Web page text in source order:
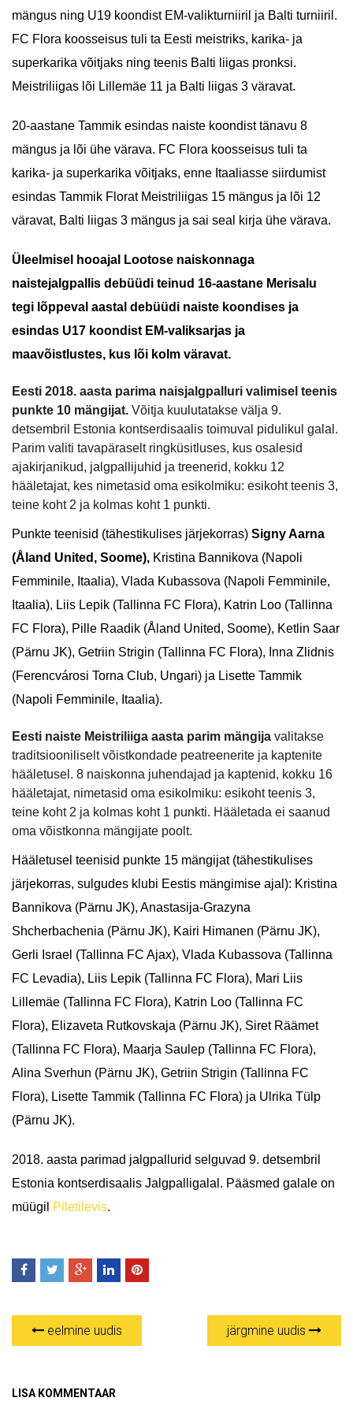
mängus ning U19 koondist EM-valikturniiril ja Balti turniiril.
FC Flora koosseisus tuli ta Eesti meistriks, karika- ja
superkarika võitjaks ning teenis Balti liigas pronksi.
Meistriliigas lõi Lillemäe 11 ja Balti liigas 3 väravat.
20-aastane Tammik esindas naiste koondist tänavu 8
mängus ja lõi ühe värava. FC Flora koosseisus tuli ta
karika- ja superkarika võitjaks, enne Itaaliasse siirdumist
esindas Tammik Florat Meistriliigas 15 mängus ja lõi 12
väravat, Balti liigas 3 mängus ja sai seal kirja ühe värava.
Üleelmisel hooajal Lootose naiskonnaga
naistejalgpallis debüüdi teinud 16-aastane Merisalu
tegi lõppeval aastal debüüdi naiste koondises ja
esindas U17 koondist EM-valiksarjas ja
maavõistlustes, kus lõi kolm väravat.
Eesti 2018. aasta parima naisjalgpalluri valimisel teenis
punkte 10 mängijat. Võitja kuulutatakse välja 9.
detsembril Estonia kontserdisaalis toimuval pidulikul galal.
Parim valiti tavapäraselt ringküsitluses, kus osalesid
ajakirjanikud, jalgpallijuhid ja treenerid, kokku 12
hääletajat, kes nimetasid oma esikolmiku: esikoht teenis 3,
teine koht 2 ja kolmas koht 1 punkti.
Punkte teenisid (tähestikulises järjekorras) Signy Aarna
(Åland United, Soome), Kristina Bannikova (Napoli
Femminile, Itaalia), Vlada Kubassova (Napoli Femminile,
Itaalia), Liis Lepik (Tallinna FC Flora), Katrin Loo (Tallinna
FC Flora), Pille Raadik (Åland United, Soome), Ketlin Saar
(Pärnu JK), Getriin Strigin (Tallinna FC Flora), Inna Zlidnis
(Ferencvárosi Torna Club, Ungari) ja Lisette Tammik
(Napoli Femminile, Itaalia).
Eesti naiste Meistriliiga aasta parim mängija valitakse
traditsiooniliselt võistkondade peatreenerite ja kaptenite
hääletusel. 8 naiskonna juhendajad ja kaptenid, kokku 16
hääletajat, nimetasid oma esikolmiku: esikoht teenis 3,
teine koht 2 ja kolmas koht 1 punkti. Hääletada ei saanud
oma võistkonna mängijate poolt.
Hääletusel teenisid punkte 15 mängijat (tähestikulises
järjekorras, sulgudes klubi Eestis mängimise ajal): Kristina
Bannikova (Pärnu JK), Anastasija-Grazyna
Shcherbachenia (Pärnu JK), Kairi Himanen (Pärnu JK),
Gerli Israel (Tallinna FC Ajax), Vlada Kubassova (Tallinna
FC Levadia), Liis Lepik (Tallinna FC Flora), Mari Liis
Lillemäe (Tallinna FC Flora), Katrin Loo (Tallinna FC
Flora), Elizaveta Rutkovskaja (Pärnu JK), Siret Räämet
(Tallinna FC Flora), Maarja Saulep (Tallinna FC Flora),
Alina Sverhun (Pärnu JK), Getriin Strigin (Tallinna FC
Flora), Lisette Tammik (Tallinna FC Flora) ja Ulrika Tülp
(Pärnu JK).
2018. aasta parimad jalgpallurid selguvad 9. detsembril
Estonia kontserdisaalis Jalgpalligalal. Pääsmed galale on
müügil
Piletilevis.
eelmine uudis järgmine uudis
LISA KOMMENTAAR